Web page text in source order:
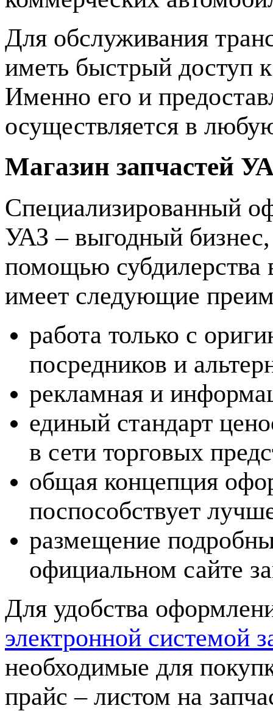
Для обслуживания
иметь быстрый доступ
Именно его и
осуществляется в
Магазин запчастей
Специализированный
УАЗ – выгодный
помощью субдилерства
имеет следующие
работа только с
посредников и
рекламная и
единый стандарт
в сети торговых
общая концепция
поспособствует
размещение
официальном сайте
Для удобства
электронной системой
необходимые для
прайс – листом на